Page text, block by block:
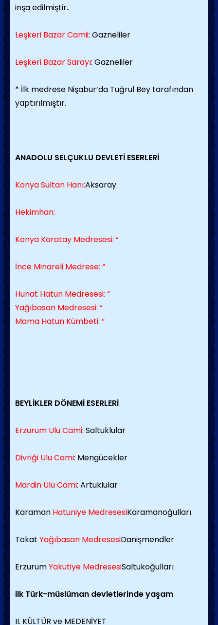
inşa edilmiştir..
Leşkeri Bazar Camii: Gazneliler
Leşkeri Bazar Sarayı: Gazneliler
* İlk medrese Nişabur’da Tuğrul Bey tarafından
yaptırılmıştır.
ANADOLU SELÇUKLU DEVLETİ ESERLERİ
Konya Sultan Hanı:Aksaray
Hekimhan:
Konya Karatay Medresesi: “
İnce Minareli Medrese: “
Hunat Hatun Medresesi: “
Yağıbasan Medresesi: “
Mama Hatun Kümbeti: “
BEYLİKLER DÖNEMİ ESERLERİ
Erzurum Ulu Cami: Saltuklular
Divriği Ulu Cami: Mengücekler
Mardin Ulu Cami: Artuklular
Karaman Hatuniye MedresesiKaramanoğulları
Tokat Yağıbasan MedresesiDanişmendler
ErzurumYakutiye MedresesiSaltukoğulları
ilk Türk-müslüman devletlerinde yaşam
II. KÜLTÜR ve MEDENİYET